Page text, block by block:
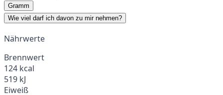
Gramm
Wie viel darf ich davon zu mir nehmen?
Nährwerte
Brennwert
124 kcal
519 kJ
Eiweiß